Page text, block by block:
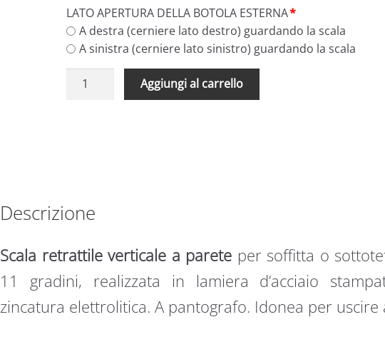
LATO APERTURA DELLA BOTOLA ESTERNA*
A destra (cerniere lato destro) guardando la scala
A sinistra (cerniere lato sinistro) guardando la scala
Scale
x
quantità
Aggiungi al carrello
e
Descrizione
Scala retrattile verticale a parete per soffitta o
11 gradini, realizzata in lamiera d’acciaio
zincatura elettrolitica. A pantografo. Idonea per uscire